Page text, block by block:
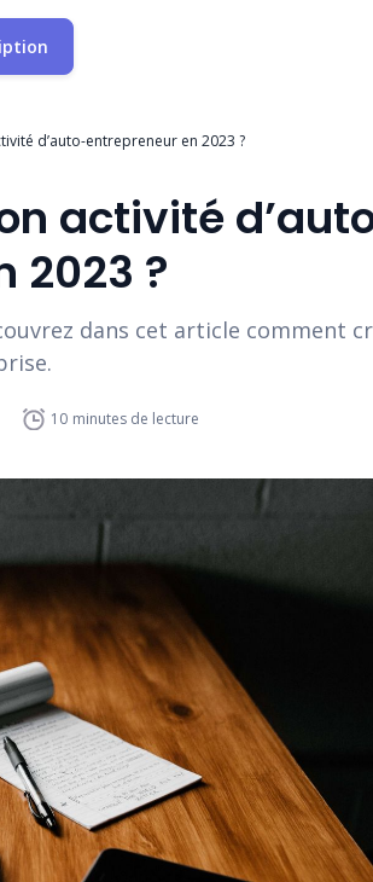
d’auto-entrepreneur en 2023 ?
activité
2023 ?
dans cet article comment
10 minutes de lecture